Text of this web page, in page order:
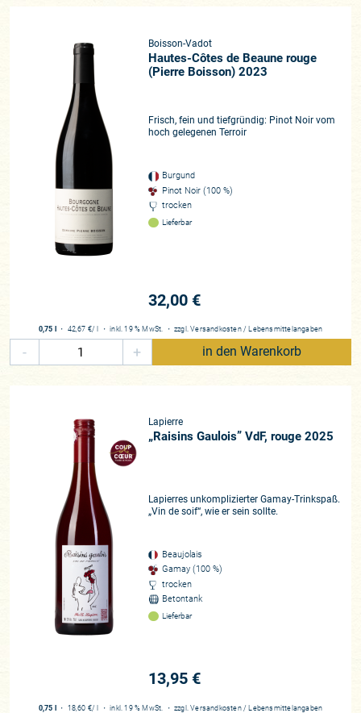
Boisson-Vadot
Hautes-Côtes de Beaune rouge
(Pierre Boisson) 2023
Frisch, fein und tiefgründig: Pinot Noir vom
hoch gelegenen Terroir
Burgund
Pinot Noir (100 %)
trocken
Lieferbar
32,00 €
0,75 l ・ 42,67 €/ l ・inkl. 19 % MwSt. ・ zzgl.Versandkosten / Lebensmittelangaben
- + in den Warenkorb
Lapierre
„Raisins Gaulois” VdF, rouge 2025
Lapierres unkomplizierter Gamay-Trinkspaß.
„Vin de soif“, wie er sein sollte.
Beaujolais
Gamay (100 %)
trocken
Betontank
Lieferbar
13,95 €
0,75 l ・ 18,60 €/ l ・inkl. 19 % MwSt. ・ zzgl.Versandkosten / Lebensmittelangaben